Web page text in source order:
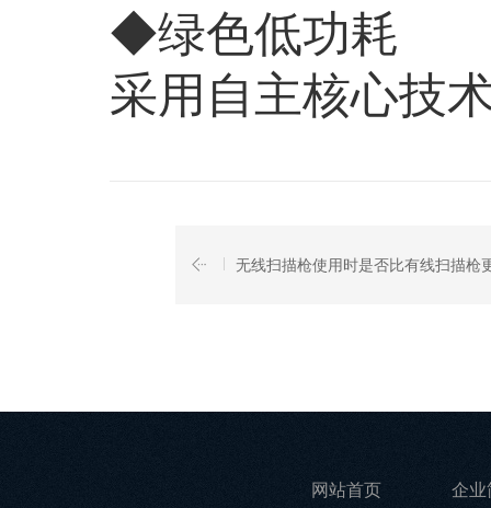
◆绿色低功耗
采用自主核心技
无线扫描枪使用时是否比有线扫描枪
网站首页 企业